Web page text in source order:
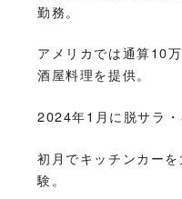
勤務。
アメリカでは通算10
酒屋料理を提供。
2024年1月に脱サラ・
初月でキッチンカー
験。